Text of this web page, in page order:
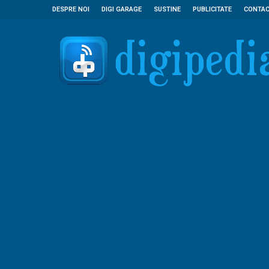
DESPRE NOI DIGI GARAGE SUSTINE PUBLICITATE